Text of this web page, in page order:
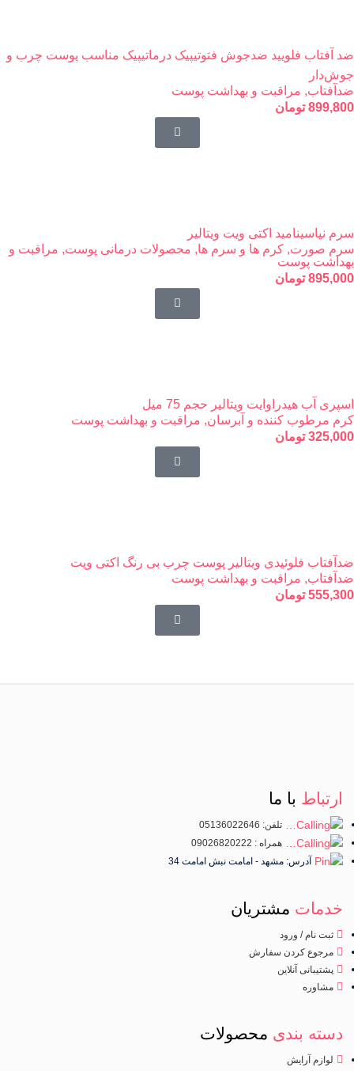
ضد آفتاب فلویید ضدجوش فتوتیپیک درماتیپیک مناسب پوست چرب و
جوش‌دار
ضدآفتاب, مراقبت و بهداشت پوست
899,800 تومان
سرم نیاسینامید اکتی ویت ویتالیر
سرم صورت, کرم ها و سرم ها, محصولات درمانی پوست, مراقبت و
بهداشت پوست
895,000 تومان
اسپری آب هیدراوایت ویتالیر حجم 75 میل
کرم مرطوب کننده و آبرسان, مراقبت و بهداشت پوست
325,000 تومان
ضدآفتاب فلوئیدی ویتالیر پوست چرب بی رنگ اکتی ویت
ضدآفتاب, مراقبت و بهداشت پوست
555,300 تومان
ارتباط با ما
تلفن: 05136022646
همراه : 09026820222
آدرس: مشهد - امامت نبش امامت 34
خدمات مشتریان
ثبت نام / ورود
مرجوع کردن سفارش
پشتیبانی آنلاین
مشاوره
دسته بندی محصولات
لوازم آرایش